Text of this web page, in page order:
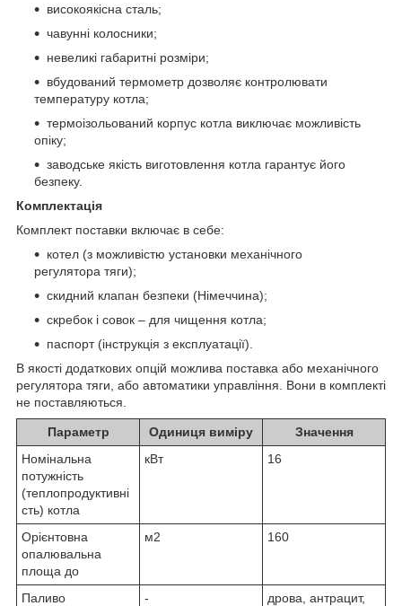
високоякісна сталь;
чавунні колосники;
невеликі габаритні розміри;
вбудований термометр дозволяє контролювати
температуру котла;
термоізольований корпус котла виключає можливість
опіку;
заводське якість виготовлення котла гарантує його
безпеку.
Комплектація
Комплект поставки включає в себе:
котел (з можливістю установки механічного
регулятора тяги);
скидний клапан безпеки (Німеччина);
скребок і совок – для чищення котла;
паспорт (інструкція з експлуатації).
В якості додаткових опцій можлива поставка або механічного
регулятора тяги, або автоматики управління. Вони в комплекті
не поставляються.
Параметр Одиниця виміру
Значення
Номінальна
потужність
(теплопродуктивні
сть) котла
кВт 16
Орієнтовна
опалювальна
площа до
м2 160
Паливо -
дрова, антрацит,